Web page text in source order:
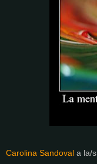
Carolina Sandoval a la/s